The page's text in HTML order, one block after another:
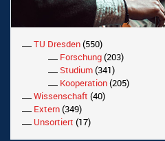
TU Dresden(550)
Forschung(203)
Studium(341)
Kooperation(205)
Wissenschaft (40)
Extern(349)
Unsortiert (17)